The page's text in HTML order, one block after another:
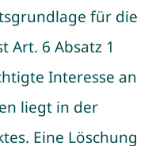
für die
Art. 6 Absatz 1
Interesse an
liegt in der
Eine Löschung